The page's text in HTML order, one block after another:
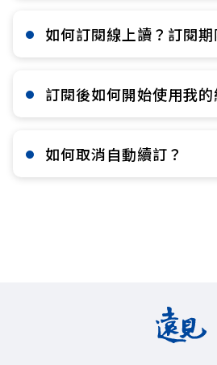
如何訂閱線上讀？訂閱期
訂閱後如何開始使用我的
如何取消自動續訂？